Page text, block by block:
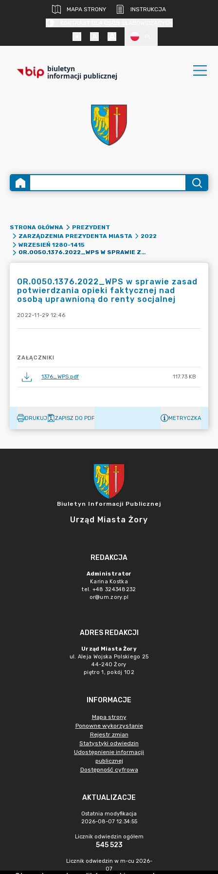
MAPA STRONY
INSTRUKCJA
biuletyn
informacji publicznej
STRONA GŁÓWNA
PREZYDENT
ZARZĄDZENIA PREZYDENTA MIASTA
2022
WRZESIEŃ 1280-1415
OR.0050.1376.2022_WPS W SPRAWIE ZASAD POTWIERDZANIA OPIEKI FAKTYCZNEJ NAD OSOBĄ UPRAWNIONĄ DO RENTY SOCJALNEJ
OR.0050.1376.2022_WPS w sprawie zasad
potwierdzania opieki faktycznej nad
osobą uprawnioną do renty socjalnej
2022-11-29 12:46
ZAŁĄCZNIKI
1376_WPS.pdf 117.73 KB
DRUKUJ ZAPISZ DO PDF METRYCZKA
Biuletyn Informacji Publicznej
Urząd Miasta Żory
REDAKCJA
Administrator
Karina Kostka
tel. +48 324348232
or@um.zory.pl
ADRES REDAKCJI
Urząd Miasta Żory
ul. Aleja Wojska Polskiego 25
44-240 Żory
piętro 1, pokój 102
INFORMACJE
Mapa strony
Ponowne wykorzystanie
Rejestr zmian
Statystyki odwiedzin
Udostępnienie informacji
publicznej
Dostępność cyfrowa
AKTUALIZACJE
Ostatnia modyfikacja
2026-08-07 12:34:55
Licznik odwiedzin ogółem
545 523
Licznik odwiedzin w m-cu 2026-
07